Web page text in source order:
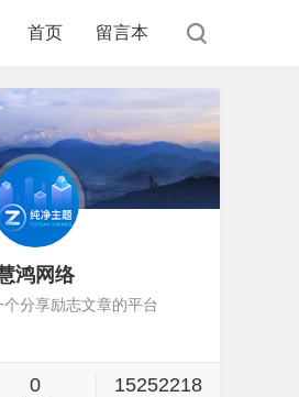
首页 留言本
鸿网络
分享励志文章的平台
0 15252218